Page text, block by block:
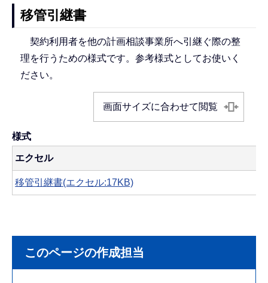
移管引継書
契約利用者を他の計画相談事業所へ引継ぐ際の整
理を行うための様式です。参考様式としてお使いく
ださい。
画面サイズに合わせて閲覧
様式
エクセル
移管引継書(エクセル:17KB)
このページの作成担当